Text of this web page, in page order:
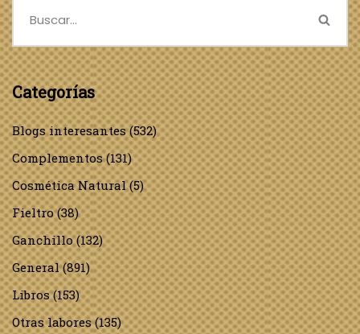
Categorías
Blogs interesantes(532)
Complementos(131)
Cosmética Natural(5)
Fieltro(38)
Ganchillo(132)
General(891)
Libros(153)
Otras labores(135)